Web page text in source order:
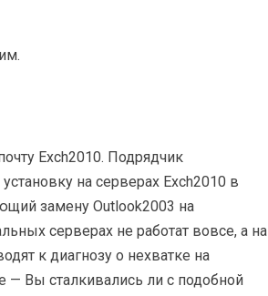
Exch2010. Подрядчик
на серверах Exch2010 в
замену Outlook2003 на
серверах не работат вовсе, а на
к диагнозу о нехватке на
— Вы сталкивались ли с подобной